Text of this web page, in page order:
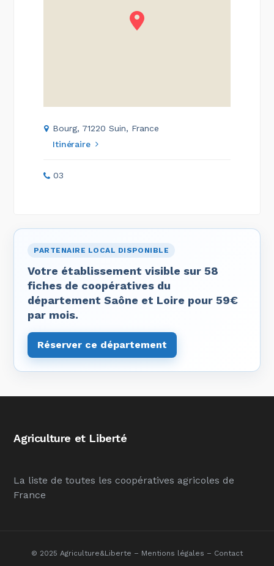
Bourg, 71220 Suin, France
Itinéraire
03
PARTENAIRE LOCAL DISPONIBLE
Votre établissement visible sur 58
fiches de coopératives du
département Saône et Loire pour 59€
par mois.
Réserver ce département
Agriculture et Liberté
La liste de toutes les coopératives agricoles de
France
© 2025 Agriculture&Liberte – Mentions légales – Contact